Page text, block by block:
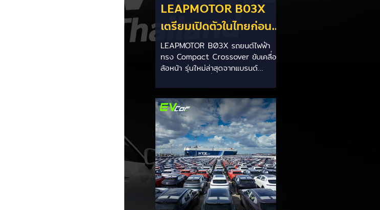
LEAPMOTOR B03X
เตรียมเปิดตัวในไทยก่อน
Motor Expo 2026! ครอ
สโอเวอร์ไฟฟ้าขนาด
กะทัดรัด ลุ้นสเปคและรา
คาเร็วๆ นี้
LEAPMOTOR B03X รถยนต์ไฟฟ้า
ทรง Compact Crossover ขับเคลื่อน
ล้อหน้า รุ่นใหม่ล่าสุดจากแบรนด์
ประเทศไทยก่อนช่วงงาน MOTOR
EXPO 2026 โดย B03X ถือเป็นรถ
EV ไซส์กะทัดรัดที่ชูจุดเด่นเรื่องพื้นที่
ใช้สอยภายในห้องโดยสาร และการ
รองรับเทคโนโลยีชาร์จเร็ว DC Fast
Charge รายละเอียดจากรายงาน (อ้า
งอิงสเปคยุโรป): มิติตัวถังและพื้นที่: ตัว
รถยาว 4,270 มม. กว้าง 1,810 มม.
สูง 1,635 มม. ระยะฐานล้อ 2,605
มม. ความจุสัมภาระท้าย 510 ลิตร (พับ
เบาะเพิ่มเป็น 1,605 ลิตร)...